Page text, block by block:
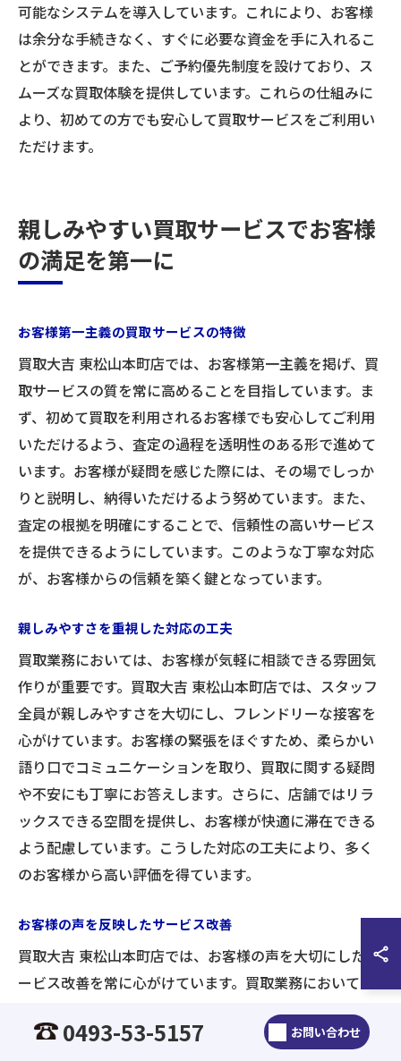
可能なシステムを導入しています。これにより、お客様
は余分な手続きなく、すぐに必要な資金を手に入れるこ
とができます。また、ご予約優先制度を設けており、ス
ムーズな買取体験を提供しています。これらの仕組みに
より、初めての方でも安心して買取サービスをご利用い
ただけます。
親しみやすい買取サービスでお客様
の満足を第一に
お客様第一主義の買取サービスの特徴
買取大吉 東松山本町店では、お客様第一主義を掲げ、買
取サービスの質を常に高めることを目指しています。ま
ず、初めて買取を利用されるお客様でも安心してご利用
いただけるよう、査定の過程を透明性のある形で進めて
います。お客様が疑問を感じた際には、その場でしっか
りと説明し、納得いただけるよう努めています。また、
査定の根拠を明確にすることで、信頼性の高いサービス
を提供できるようにしています。このような丁寧な対応
が、お客様からの信頼を築く鍵となっています。
親しみやすさを重視した対応の工夫
買取業務においては、お客様が気軽に相談できる雰囲気
作りが重要です。買取大吉 東松山本町店では、スタッフ
全員が親しみやすさを大切にし、フレンドリーな接客を
心がけています。お客様の緊張をほぐすため、柔らかい
語り口でコミュニケーションを取り、買取に関する疑問
や不安にも丁寧にお答えします。さらに、店舗ではリラ
ックスできる空間を提供し、お客様が快適に滞在できる
よう配慮しています。こうした対応の工夫により、多く
のお客様から高い評価を得ています。
お客様の声を反映したサービス改善
買取大吉 東松山本町店では、お客様の声を大切にしたサ
ービス改善を常に心がけています。買取業務において
は、お客様からのフィードバックが重要な役割を果たし
ます。意見をもとに、査定の透明性や買取価格の納得感
0493-53-5157 お問い合わせ